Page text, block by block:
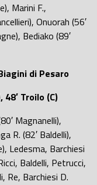
Marini F.,
Onuorah (56′
Bediako (89′
di Pesaro
48′ Troilo (C)
Magnanelli),
R. (82′ Baldelli),
Ledesma, Barchiesi
Baldelli, Petrucci,
Re, Barchiesi D.